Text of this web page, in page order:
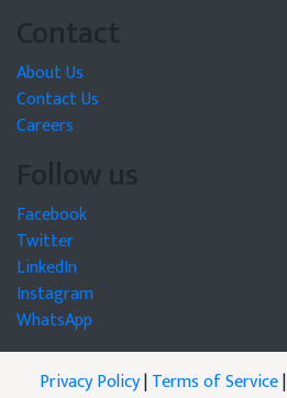
Contact
About Us
Contact Us
Careers
Follow us
Facebook
Twitter
LinkedIn
Instagram
WhatsApp
Privacy Policy|Terms of Service|